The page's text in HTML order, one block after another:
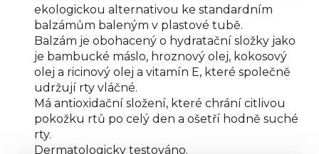
ekologickou alternativou ke standardním
balzámům baleným v plastové tubě.
Balzám je obohacený o hydratační složky jako
je bambucké máslo, hroznový olej, kokosový
olej a ricinový olej a vitamín E, které společně
udržují rty vláčné.
Má antioxidační složení, které chrání citlivou
pokožku rtů po celý den a ošetří hodně suché
rty.
Dermatologicky testováno.